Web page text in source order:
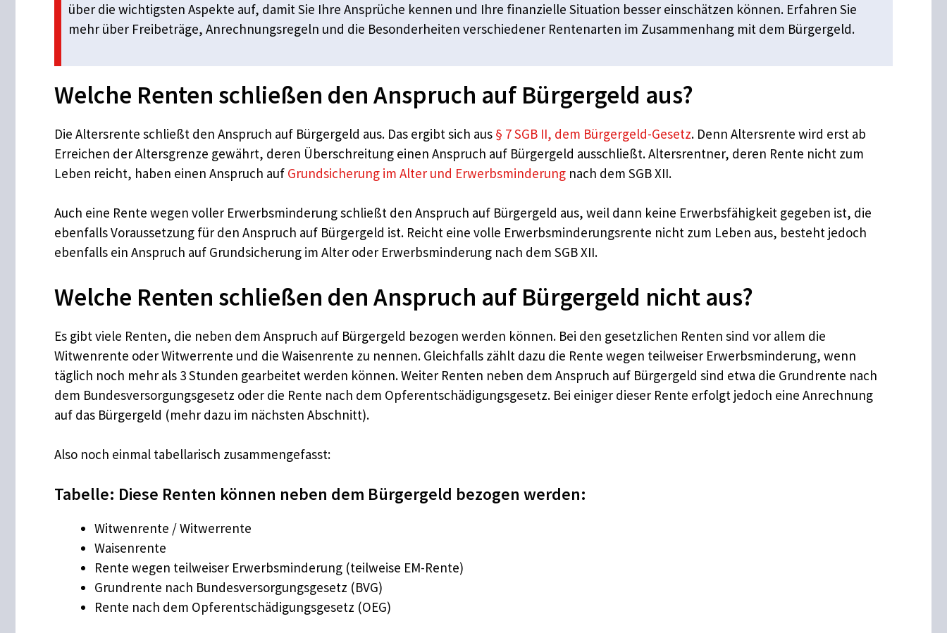
über die wichtigsten Aspekte auf, damit Sie Ihre Ansprüche kennen und Ihre finanzielle Situation besser einschätzen können. Erfahren Sie
mehr über Freibeträge, Anrechnungsregeln und die Besonderheiten verschiedener Rentenarten im Zusammenhang mit dem Bürgergeld.
Welche Renten schließen den Anspruch auf Bürgergeld aus?
Die Altersrente schließt den Anspruch auf Bürgergeld aus. Das ergibt sich aus § 7 SGB II, dem Bürgergeld-Gesetz. Denn Altersrente wird erst ab
Erreichen der Altersgrenze gewährt, deren Überschreitung einen Anspruch auf Bürgergeld ausschließt. Altersrentner, deren Rente nicht zum
Leben reicht, haben einen Anspruch auf Grundsicherung im Alter und Erwerbsminderung nach dem SGB XII.
Auch eine Rente wegen voller Erwerbsminderung schließt den Anspruch auf Bürgergeld aus, weil dann keine Erwerbsfähigkeit gegeben ist, die
ebenfalls Voraussetzung für den Anspruch auf Bürgergeld ist. Reicht eine volle Erwerbsminderungsrente nicht zum Leben aus, besteht jedoch
ebenfalls ein Anspruch auf Grundsicherung im Alter oder Erwerbsminderung nach dem SGB XII.
Welche Renten schließen den Anspruch auf Bürgergeld nicht aus?
Es gibt viele Renten, die neben dem Anspruch auf Bürgergeld bezogen werden können. Bei den gesetzlichen Renten sind vor allem die
Witwenrente oder Witwerrente und die Waisenrente zu nennen. Gleichfalls zählt dazu die Rente wegen teilweiser Erwerbsminderung, wenn
täglich noch mehr als 3 Stunden gearbeitet werden können. Weiter Renten neben dem Anspruch auf Bürgergeld sind etwa die Grundrente nach
dem Bundesversorgungsgesetz oder die Rente nach dem Opferentschädigungsgesetz. Bei einiger dieser Rente erfolgt jedoch eine Anrechnung
auf das Bürgergeld (mehr dazu im nächsten Abschnitt).
Also noch einmal tabellarisch zusammengefasst:
Tabelle: Diese Renten können neben dem Bürgergeld bezogen werden:
Witwenrente / Witwerrente
Waisenrente
Rente wegen teilweiser Erwerbsminderung (teilweise EM-Rente)
Grundrente nach Bundesversorgungsgesetz (BVG)
Rente nach dem Opferentschädigungsgesetz (OEG)